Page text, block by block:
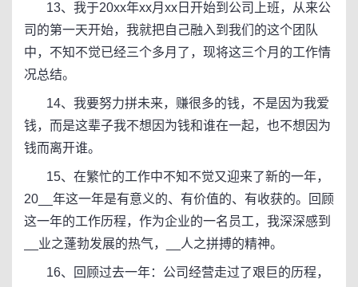
13、我于20xx年xx月xx日开始到公司上班，从来公
司的第一天开始，我就把自己融入到我们的这个团队
中，不知不觉已经三个多月了，现将这三个月的工作情
况总结。
14、我要努力拼未来，赚很多的钱，不是因为我爱
钱，而是这辈子我不想因为钱和谁在一起，也不想因为
钱而离开谁。
15、在繁忙的工作中不知不觉又迎来了新的一年，
20__年这一年是有意义的、有价值的、有收获的。回顾
这一年的工作历程，作为企业的一名员工，我深深感到
__业之蓬勃发展的热气，__人之拼搏的精神。
16、回顾过去一年：公司经营走过了艰巨的历程，